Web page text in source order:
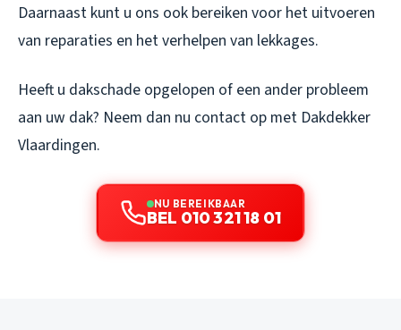
Daarnaast kunt u ons ook bereiken voor het uitvoeren
van reparaties en het verhelpen van lekkages.
Heeft u dakschade opgelopen of een ander probleem
aan uw dak? Neem dan nu contact op met Dakdekker
Vlaardingen.
NU BEREIKBAAR
BEL 010 321 18 01